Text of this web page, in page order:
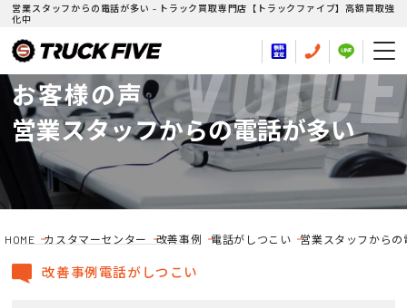
営業スタッフからの電話が多い - トラック買取専門店【トラックファイブ】高額買取強
化中
お客様の声
営業スタッフからの電話が多い
HOME カスタマーセンター 改善事例 電話がしつこい 営業スタッフからの
VOICE
改善事例電話がしつこい